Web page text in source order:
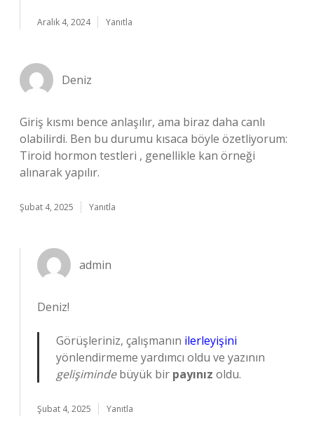
Aralık 4, 2024 Yanıtla
Deniz
Giriş kısmı bence anlaşılır, ama biraz daha canlı
olabilirdi. Ben bu durumu kısaca böyle özetliyorum:
Tiroid hormon testleri , genellikle kan örneği
alınarak yapılır.
Şubat 4, 2025 Yanıtla
admin
Deniz!
Görüşleriniz, çalışmanın ilerleyişini
yönlendirmeme yardımcı oldu ve yazının
gelişimindebüyük bir payınız oldu.
Şubat 4, 2025 Yanıtla